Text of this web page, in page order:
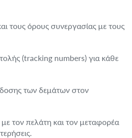
τους όρους συνεργασίας με τους
(tracking numbers) για κάθε
των δεμάτων στον
τον πελάτη και τον μεταφορέα